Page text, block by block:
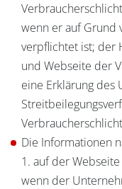
wenn er auf Grund
verpflichtet ist; der
und Webseite der
eine Erklärung des
Die Informationen
1. auf der
wenn der